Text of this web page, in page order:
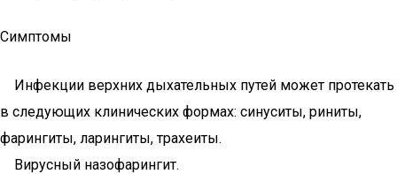
Симптомы
Инфекции верхних дыхательных путей может протекать
в следующих клинических формах: синуситы, риниты,
фарингиты, ларингиты, трахеиты.
Вирусный назофарингит.